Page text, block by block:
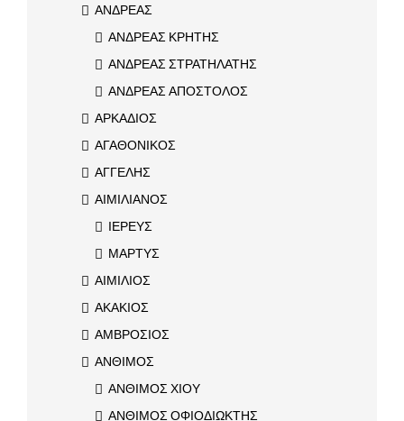
ΑΝΔΡΕΑΣ
ΑΝΔΡΕΑΣ ΚΡΗΤΗΣ
ΑΝΔΡΕΑΣ ΣΤΡΑΤΗΛΑΤΗΣ
ΑΝΔΡΕΑΣ ΑΠΟΣΤΟΛΟΣ
ΑΡΚΑΔΙΟΣ
ΑΓΑΘΟΝΙΚΟΣ
ΑΓΓΕΛΗΣ
ΑΙΜΙΛΙΑΝΟΣ
ΙΕΡΕΥΣ
ΜΑΡΤΥΣ
ΑΙΜΙΛΙΟΣ
ΑΚΑΚΙΟΣ
ΑΜΒΡΟΣΙΟΣ
ΑΝΘΙΜΟΣ
ΑΝΘΙΜΟΣ ΧΙΟΥ
ΑΝΘΙΜΟΣ ΟΦΙΟΔΙΩΚΤΗΣ